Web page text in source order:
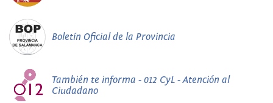
Boletín Oficial de la Provincia
También te informa - 012 CyL - Atención al
Ciudadano